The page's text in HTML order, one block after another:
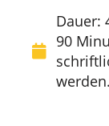
Dauer:
90
werden.